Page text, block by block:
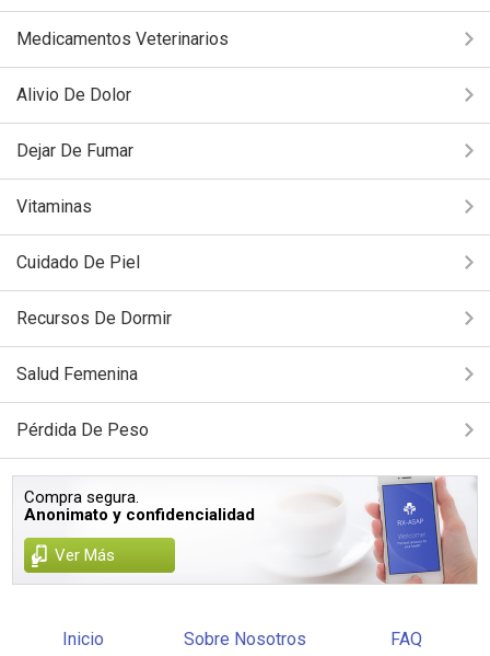
Medicamentos Veterinarios
Alivio De Dolor
Dejar De Fumar
Vitaminas
Cuidado De Piel
Recursos De Dormir
Salud Femenina
Pérdida De Peso
Compra segura.
Anonimato y confidencialidad
Ver Más
Inicio Sobre Nosotros FAQ